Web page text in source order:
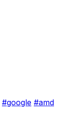
#google #amd